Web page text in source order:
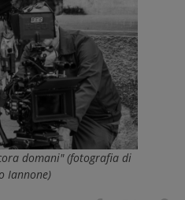
domani" (fotografia di
Iannone)